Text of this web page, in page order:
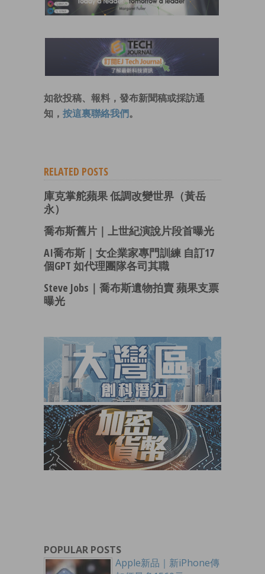
如欲投稿、報料，發布新聞稿或採訪通
知， 按這裏聯絡我們 。
RELATED POSTS
庫克掌舵蘋果 低調改變世界（黃岳
永）
喬布斯舊片｜上世紀演說片段首曝光
AI喬布斯｜女企業家專門訓練 自訂17
個GPT 如代理團隊各司其職
Steve Jobs｜喬布斯遺物拍賣 蘋果支票
曝光
POPULAR POSTS
Apple新品｜新iPhone傳